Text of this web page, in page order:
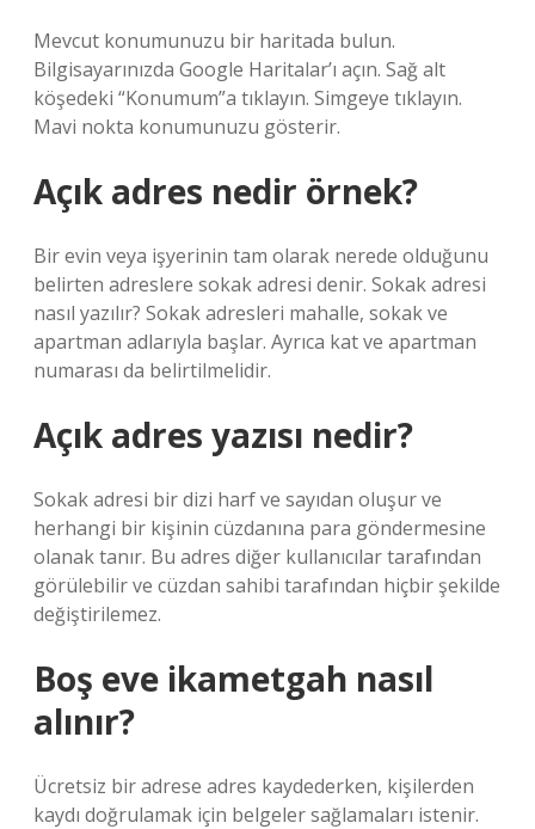
Mevcut konumunuzu bir haritada bulun.
Bilgisayarınızda Google Haritalar’ı açın. Sağ alt
köşedeki “Konumum”a tıklayın. Simgeye tıklayın.
Mavi nokta konumunuzu gösterir.
Açık adres nedir örnek?
Bir evin veya işyerinin tam olarak nerede olduğunu
belirten adreslere sokak adresi denir. Sokak adresi
nasıl yazılır? Sokak adresleri mahalle, sokak ve
apartman adlarıyla başlar. Ayrıca kat ve apartman
numarası da belirtilmelidir.
Açık adres yazısı nedir?
Sokak adresi bir dizi harf ve sayıdan oluşur ve
herhangi bir kişinin cüzdanına para göndermesine
olanak tanır. Bu adres diğer kullanıcılar tarafından
görülebilir ve cüzdan sahibi tarafından hiçbir şekilde
değiştirilemez.
Boş eve ikametgah nasıl
alınır?
Ücretsiz bir adrese adres kaydederken, kişilerden
kaydı doğrulamak için belgeler sağlamaları istenir.